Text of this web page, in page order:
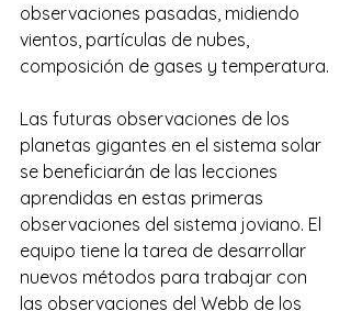
observaciones pasadas, midiendo
vientos, partículas de nubes,
composición de gases y temperatura.
Las futuras observaciones de los
planetas gigantes en el sistema solar
se beneficiarán de las lecciones
aprendidas en estas primeras
observaciones del sistema joviano. El
equipo tiene la tarea de desarrollar
nuevos métodos para trabajar con
las observaciones del Webb de los